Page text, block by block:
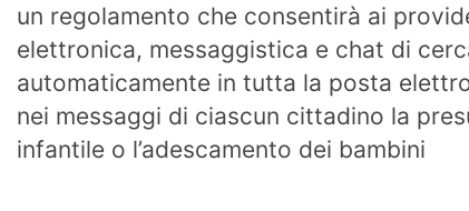
un regolamento che consentirà ai
elettronica, messaggistica e chat di
automaticamente in tutta la posta
nei messaggi di ciascun cittadino la
infantile o l’adescamento dei bambini